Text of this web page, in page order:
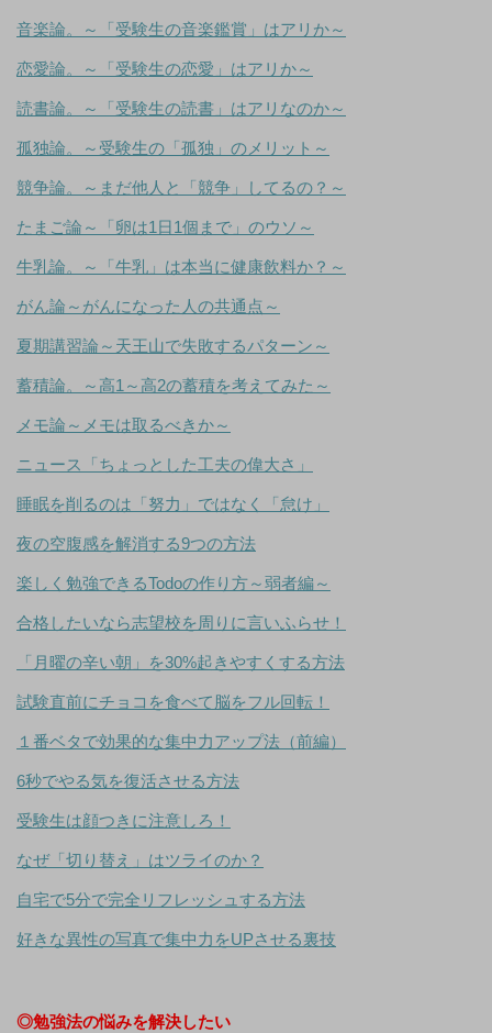
音楽論。～「受験生の音楽鑑賞」はアリか～
恋愛論。～「受験生の恋愛」はアリか～
読書論。～「受験生の読書」はアリなのか～
孤独論。～受験生の「孤独」のメリット～
競争論。～まだ他人と「競争」してるの？～
たまご論～「卵は1日1個まで」のウソ～
牛乳論。～「牛乳」は本当に健康飲料か？～
がん論～がんになった人の共通点～
夏期講習論～天王山で失敗するパターン～
蓄積論。～高1～高2の蓄積を考えてみた～
メモ論～メモは取るべきか～
ニュース「ちょっとした工夫の偉大さ」
睡眠を削るのは「努力」ではなく「怠け」
夜の空腹感を解消する9つの方法
楽しく勉強できるTodoの作り方～弱者編～
合格したいなら志望校を周りに言いふらせ！
「月曜の辛い朝」を30%起きやすくする方法
試験直前にチョコを食べて脳をフル回転！
１番ベタで効果的な集中力アップ法（前編）
6秒でやる気を復活させる方法
受験生は顔つきに注意しろ！
なぜ「切り替え」はツライのか？
自宅で5分で完全リフレッシュする方法
好きな異性の写真で集中力をUPさせる裏技
◎勉強法の悩みを解決したい